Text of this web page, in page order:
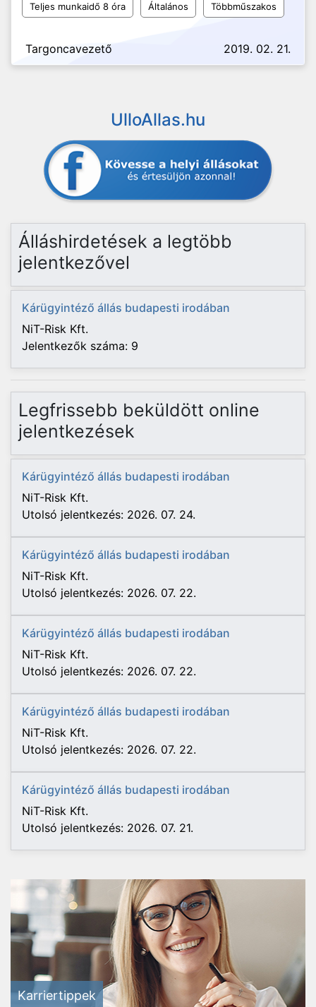
Teljes munkaidő 8 óra Általános Többműszakos
Targoncavezető 2019. 02. 21.
UlloAllas.hu
Álláshirdetések a legtöbb
jelentkezővel
Kárügyintéző állás budapesti irodában
NiT-Risk Kft.
Jelentkezők száma: 9
Legfrissebb beküldött online
jelentkezések
Kárügyintéző állás budapesti irodában
NiT-Risk Kft.
Utolsó jelentkezés: 2026. 07. 24.
Kárügyintéző állás budapesti irodában
NiT-Risk Kft.
Utolsó jelentkezés: 2026. 07. 22.
Kárügyintéző állás budapesti irodában
NiT-Risk Kft.
Utolsó jelentkezés: 2026. 07. 22.
Kárügyintéző állás budapesti irodában
NiT-Risk Kft.
Utolsó jelentkezés: 2026. 07. 22.
Kárügyintéző állás budapesti irodában
NiT-Risk Kft.
Utolsó jelentkezés: 2026. 07. 21.
Karriertippek